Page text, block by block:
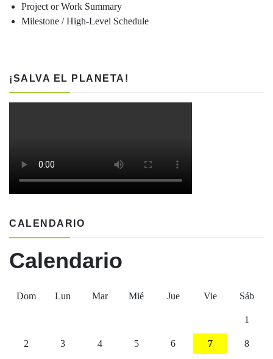
Project or Work Summary
Milestone / High-Level Schedule
¡SALVA EL PLANETA!
CALENDARIO
Calendario
Dom Lun Mar Mié Jue Vie Sáb
1
2 3 4 5 6 7 8